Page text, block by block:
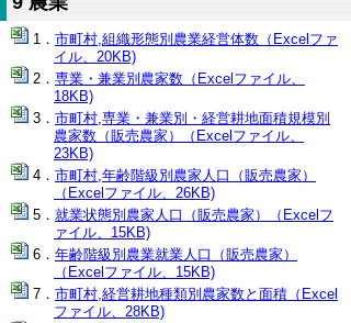
市町村,組織形態別農業経営体数（Excelファ
イル、20KB)
専業・兼業別農家数（Excelファイル、
18KB)
市町村,専業・兼業別・経営耕地面積規模別
農家数（販売農家）（Excelファイル、
23KB)
市町村,年齢階級別農家人口（販売農家）
（Excelファイル、26KB)
就業状態別農家人口（販売農家）（Excelフ
ァイル、15KB)
年齢階級別農業就業人口（販売農家）
（Excelファイル、15KB)
市町村,経営耕地種類別農家数と面積（Excel
ファイル、28KB)